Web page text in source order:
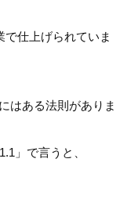
仕上げられていま
はある法則がありま
」で言うと、